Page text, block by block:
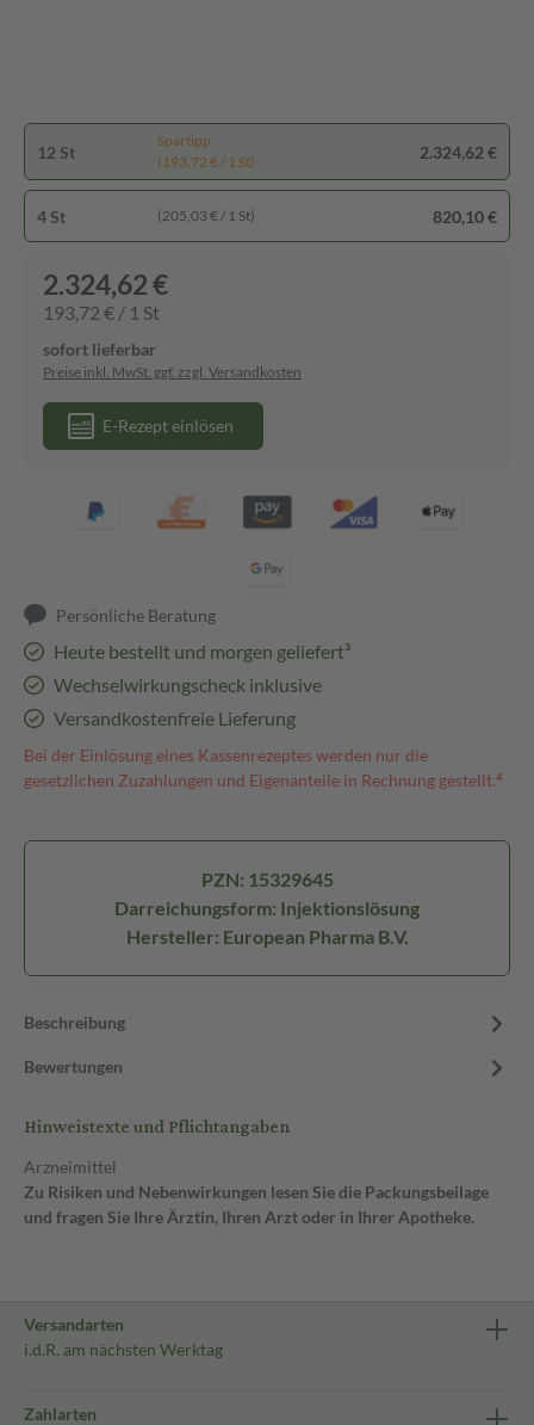
12 St
Spartipp
(193,72 € / 1 St)
2.324,62 €
4 St (205,03 € / 1 St) 820,10 €
2.324,62 €
193,72 € / 1 St
sofort lieferbar
Preise inkl. MwSt. ggf. zzgl. Versandkosten
E-Rezept einlösen
Persönliche Beratung
Heute bestellt und morgen geliefert³
Wechselwirkungscheck inklusive
Versandkostenfreie Lieferung
Bei der Einlösung eines Kassenrezeptes werden nur die
gesetzlichen Zuzahlungen und Eigenanteile in Rechnung gestellt.⁴
PZN: 15329645
Darreichungsform: Injektionslösung
Hersteller: European Pharma B.V.
Beschreibung
Bewertungen
Hinweistexte und Pflichtangaben
Arzneimittel
Zu Risiken und Nebenwirkungen lesen Sie die Packungsbeilage
und fragen Sie Ihre Ärztin, Ihren Arzt oder in Ihrer Apotheke.
Versandarten
i.d.R. am nächsten Werktag
Zahlarten